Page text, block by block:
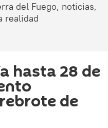
del Fuego, noticias,
realidad
hasta 28 de
de